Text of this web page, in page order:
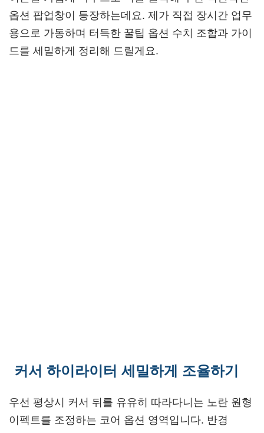
옵션 팝업창이 등장하는데요. 제가 직접 장시간 업무
용으로 가동하며 터득한 꿀팁 옵션 수치 조합과 가이
드를 세밀하게 정리해 드릴게요.
커서 하이라이터 세밀하게 조율하기
우선 평상시 커서 뒤를 유유히 따라다니는 노란 원형
이펙트를 조정하는 코어 옵션 영역입니다. 반경